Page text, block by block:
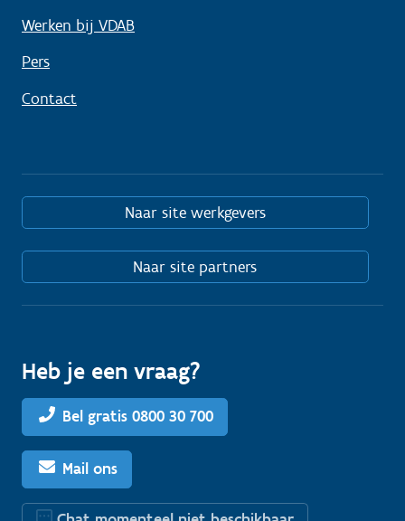
Werken bij VDAB
Pers
Contact
Naar site werkgevers
Naar site partners
Heb je een vraag?
Bel gratis 0800 30 700
Mail ons